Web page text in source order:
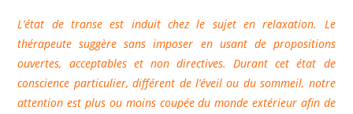
L’état de transe est induit chez le sujet en relaxation. Le
thérapeute suggère sans imposer en usant de propositions
ouvertes, acceptables et non directives. Durant cet état de
conscience particulier, différent de l’éveil ou du sommeil, notre
attention est plus ou moins coupée du monde extérieur afin de